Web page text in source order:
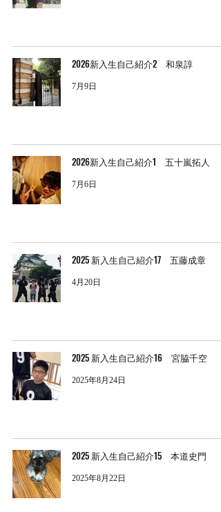
2026新入生自己紹介2 和泉諄
7月9日
2026新入生自己紹介1 五十嵐拓人
7月6日
2025 新入生自己紹介17 五藤成章
4月20日
2025 新入生自己紹介16 宮脇千空
2025年8月24日
2025 新入生自己紹介15 本道史門
2025年8月22日